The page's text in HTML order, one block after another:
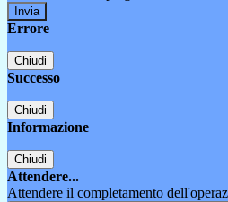
Errore
Chiudi
Successo
Chiudi
Informazione
Chiudi
Attendere...
Attendere il completamento